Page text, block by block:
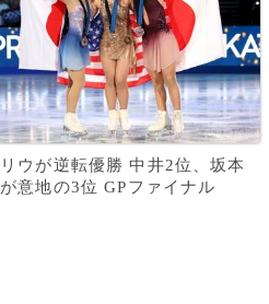
リウが逆転優勝 中井2位、坂本
が意地の3位 GPファイナル